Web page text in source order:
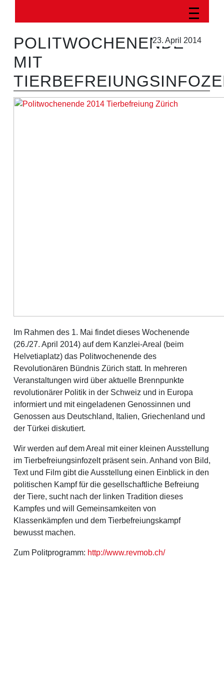
23. April 2014
POLITWOCHENENDE
MIT
Im Rahmen des 1. Mai findet dieses Wochenende
(26./27. April 2014) auf dem Kanzlei-Areal (beim
Helvetiaplatz) das Politwochenende des
Revolutionären Bündnis Zürich statt. In mehreren
Veranstaltungen wird über aktuelle Brennpunkte
revolutionärer Politik in der Schweiz und in Europa
informiert und mit eingeladenen Genossinnen und
Genossen aus Deutschland, Italien, Griechenland und
der Türkei diskutiert.
Wir werden auf dem Areal mit einer kleinen Ausstellung
im Tierbefreiungsinfozelt präsent sein. Anhand von Bild,
Text und Film gibt die Ausstellung einen Einblick in den
politischen Kampf für die gesellschaftliche Befreiung
der Tiere, sucht nach der linken Tradition dieses
Kampfes und will Gemeinsamkeiten von
Klassenkämpfen und dem Tierbefreiungskampf
bewusst machen.
Zum Politprogramm: http://www.revmob.ch/